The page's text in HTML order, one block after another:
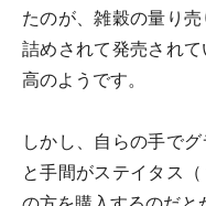
たのが、雑穀の量り
詰めされて発売され
高のようです。
しかし、自らの手で
と手間がステイタス